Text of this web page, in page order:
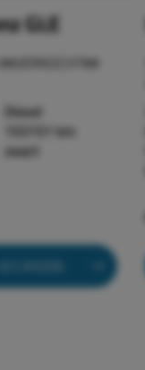
GLE
Diesel
153151 km
zwart